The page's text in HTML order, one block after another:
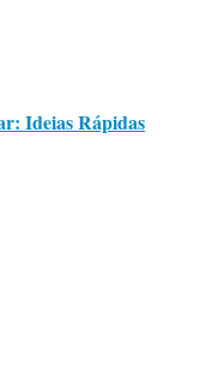
Ideias Rápidas